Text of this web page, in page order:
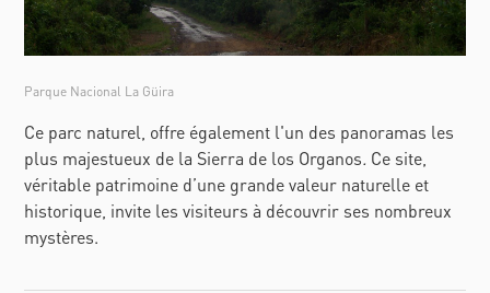
Parque Nacional La Güira
Ce parc naturel, offre également l'un des panoramas les
plus majestueux de la Sierra de los Organos. Ce site,
véritable patrimoine d’une grande valeur naturelle et
historique, invite les visiteurs à découvrir ses nombreux
mystères.